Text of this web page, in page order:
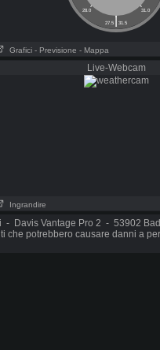
28.0 31.0
|
27.5 31.5
Grafici - Previsione - Mappa
Live-Webcam
Ingrandire
- Davis Vantage Pro 2 - 53902
che potrebbero causare danni a